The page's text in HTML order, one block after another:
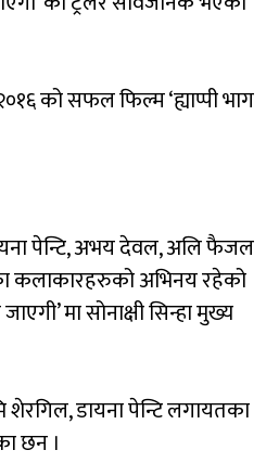
को सफल फिल्म ‘ह्याप्पी भाग
पेन्टि, अभय देवल, अलि फैजल
कलाकारहरुको अभिनय रहेको
मा सोनाक्षी सिन्हा मुख्य
डायना पेन्टि लगायतका
छन ।